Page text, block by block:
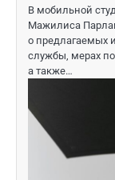
В мобильной
Мажилиса
о предлагаемых
службы, мерах
а также…